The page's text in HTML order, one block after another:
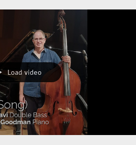
Load video